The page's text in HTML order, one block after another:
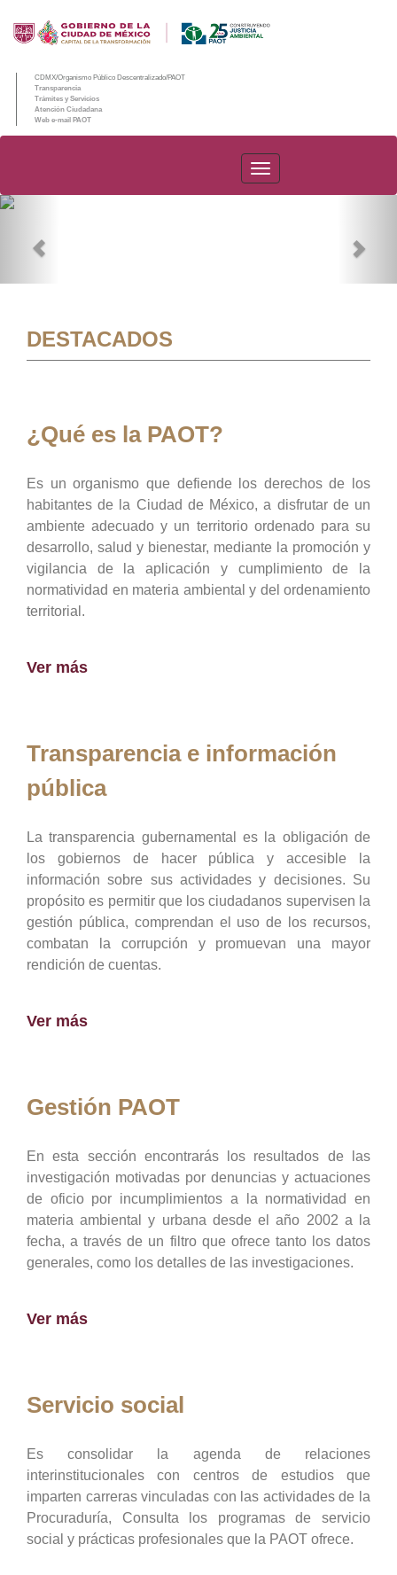
CDMX/Organismo Público Descentralizado/PAOT
Transparencia
Trámites y Servicios
Atención Ciudadana
Web e-mail PAOT
PAOT
DESTACADOS
¿Qué es la PAOT?
Es un organismo que defiende los derechos de los
habitantes de la Ciudad de México, a disfrutar de un
ambiente adecuado y un territorio ordenado para su
desarrollo, salud y bienestar, mediante la promoción y
vigilancia de la aplicación y cumplimiento de la
normatividad en materia ambiental y del ordenamiento
territorial.
Ver más
Transparencia e información
pública
La transparencia gubernamental es la obligación de
los gobiernos de hacer pública y accesible la
información sobre sus actividades y decisiones. Su
propósito es permitir que los ciudadanos supervisen la
gestión pública, comprendan el uso de los recursos,
combatan la corrupción y promuevan una mayor
rendición de cuentas.
Ver más
Gestión PAOT
En esta sección encontrarás los resultados de las
investigación motivadas por denuncias y actuaciones
de oficio por incumplimientos a la normatividad en
materia ambiental y urbana desde el año 2002 a la
fecha, a través de un filtro que ofrece tanto los datos
generales, como los detalles de las investigaciones.
Ver más
Servicio social
Es consolidar la agenda de relaciones
interinstitucionales con centros de estudios que
imparten carreras vinculadas con las actividades de la
Procuraduría, Consulta los programas de servicio
social y prácticas profesionales que la PAOT ofrece.